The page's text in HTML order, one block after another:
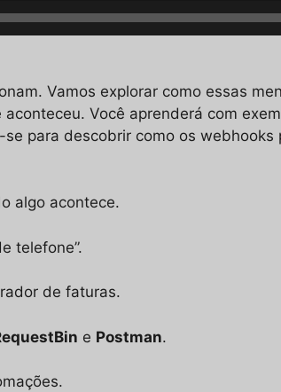
Vamos explorar como essas
Você aprenderá com
para descobrir como os webhooks
algo acontece.
telefone”.
de faturas.
e Postman.